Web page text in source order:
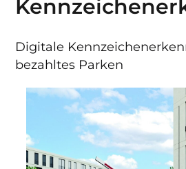
Digitale
bezahltes Parken